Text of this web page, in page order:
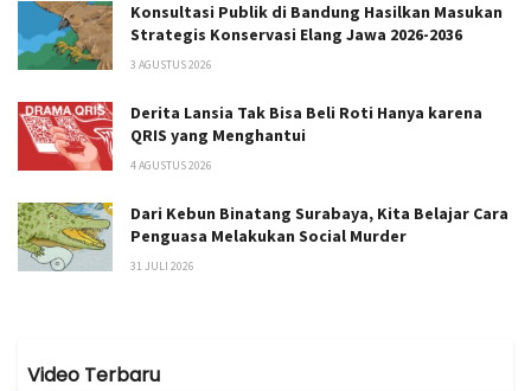
Konsultasi Publik di Bandung Hasilkan Masukan
Strategis Konservasi Elang Jawa 2026-2036
3 AGUSTUS 2026
Derita Lansia Tak Bisa Beli Roti Hanya karena
QRIS yang Menghantui
4 AGUSTUS 2026
Dari Kebun Binatang Surabaya, Kita Belajar Cara
Penguasa Melakukan Social Murder
31 JULI 2026
Video Terbaru